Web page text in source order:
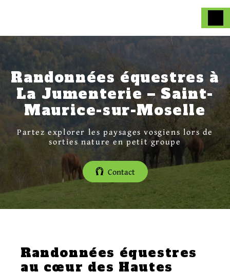
Randonnées équestres à
La Jumenterie – Saint-
Maurice-sur-Moselle
Partez explorer les paysages vosgiens lors de
sorties nature en petit groupe
Contact
Randonnées équestres
au cœur des Hautes